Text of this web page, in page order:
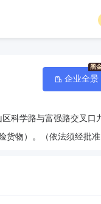
科学路与富强路交叉口
企业全景